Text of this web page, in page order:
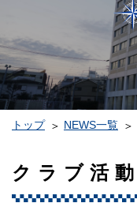
トップ NEWS一覧
クラブ活動